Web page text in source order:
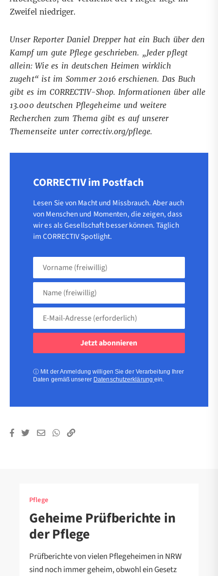
Zweifel niedriger.
Unser Reporter Daniel Drepper hat ein Buch über den
Kampf um gute Pflege geschrieben. „Jeder pflegt
allein: Wie es in deutschen Heimen wirklich
zugeht“ ist im Sommer 2016 erschienen. Das Buch
gibt es im CORRECTIV-Shop. Informationen über alle
13.000 deutschen Pflegeheime und weitere
Recherchen zum Thema gibt es auf unserer
Themenseite unter correctiv.org/pflege.
CORRECTIV im Postfach
Lesen Sie von Macht und Missbrauch. Aber auch
von Menschen und Momenten, die zeigen, dass
wir es als Gesellschaft besser können. Täglich
im CORRECTIV Spotlight.
Vorname
Name
(freiwillig)
Adresse
ⓘ Mit der Anmeldung willigen Sie der Verarbeitung Ihrer
Daten gemäß unserer Datenschutzerklärungein.
Pflege
Geheime Prüfberichte in
der Pflege
Prüfberichte von vielen Pflegeheimen in NRW
sind noch immer geheim, obwohl ein Gesetz